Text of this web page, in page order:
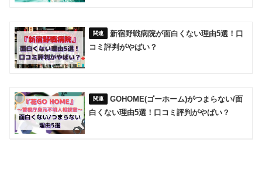
新宿野戦病院が面白くない理由5選！口
コミ評判がやばい？
GOHOME(ゴーホーム)がつまらない/面
白くない理由5選！口コミ評判がやばい？